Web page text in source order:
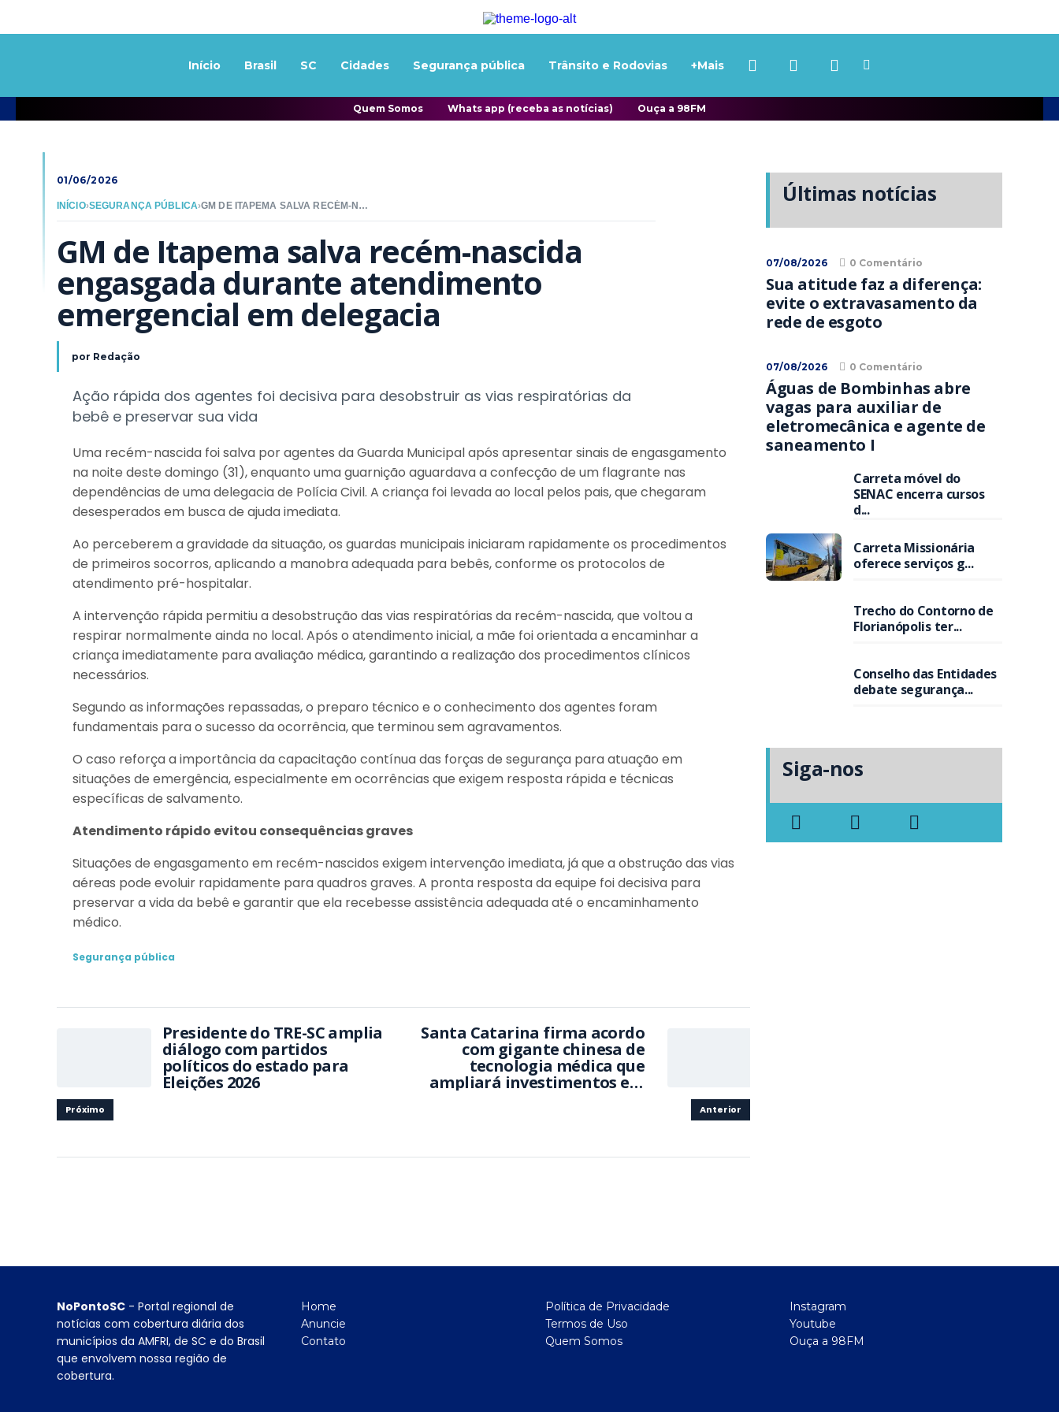
Início Brasil SC Cidades Segurança pública Trânsito e Rodovias +Mais
Quem Somos Whats app (receba as notícias) Ouça a 98FM
01/06/2026
INÍCIO›SEGURANÇA PÚBLICA› GM DE ITAPEMA SALVA RECÉM-NASCIDA ENGASGADA DURANTE ATENDIMENTO EMERGENCIAL EM DELEGACIA
GM de Itapema salva recém-nascida
engasgada durante atendimento
emergencial em delegacia
por Redação
Ação rápida dos agentes foi decisiva para desobstruir as vias respiratórias da
bebê e preservar sua vida
Uma recém-nascida foi salva por agentes da Guarda Municipal após apresentar sinais de engasgamento
na noite deste domingo (31), enquanto uma guarnição aguardava a confecção de um flagrante nas
dependências de uma delegacia de Polícia Civil. A criança foi levada ao local pelos pais, que chegaram
desesperados em busca de ajuda imediata.
Ao perceberem a gravidade da situação, os guardas municipais iniciaram rapidamente os procedimentos
de primeiros socorros, aplicando a manobra adequada para bebês, conforme os protocolos de
atendimento pré-hospitalar.
A intervenção rápida permitiu a desobstrução das vias respiratórias da recém-nascida, que voltou a
respirar normalmente ainda no local. Após o atendimento inicial, a mãe foi orientada a encaminhar a
criança imediatamente para avaliação médica, garantindo a realização dos procedimentos clínicos
necessários.
Segundo as informações repassadas, o preparo técnico e o conhecimento dos agentes foram
fundamentais para o sucesso da ocorrência, que terminou sem agravamentos.
O caso reforça a importância da capacitação contínua das forças de segurança para atuação em
situações de emergência, especialmente em ocorrências que exigem resposta rápida e técnicas
específicas de salvamento.
Atendimento rápido evitou consequências graves
Situações de engasgamento em recém-nascidos exigem intervenção imediata, já que a obstrução das vias
aéreas pode evoluir rapidamente para quadros graves. A pronta resposta da equipe foi decisiva para
preservar a vida da bebê e garantir que ela recebesse assistência adequada até o encaminhamento
médico.
Segurança pública
Presidente do TRE-SC amplia
diálogo com partidos
políticos do estado para
Eleições 2026
Próximo
Santa Catarina firma acordo
com gigante chinesa de
tecnologia médica que
ampliará investimentos em
Anterior
Últimas notícias
07/08/2026 0 Comentário
Sua atitude faz a diferença:
evite o extravasamento da
rede de esgoto
07/08/2026 0 Comentário
Águas de Bombinhas abre
vagas para auxiliar de
eletromecânica e agente de
saneamento I
Carreta móvel do
SENAC encerra cursos
d...
Carreta Missionária
oferece serviços g...
Trecho do Contorno de
Florianópolis ter...
Conselho das Entidades
debate segurança...
Siga-nos
NoPontoSC - Portal regional de
notícias com cobertura diária dos
municípios da AMFRI, de SC e do Brasil
que envolvem nossa região de
cobertura.
Home
Anuncie
Contato
Política de Privacidade
Termos de Uso
Quem Somos
Instagram
Youtube
Ouça a 98FM